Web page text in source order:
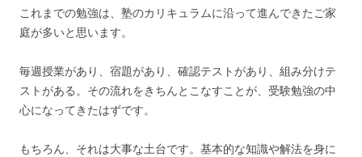
これまでの勉強は、塾のカリキュラムに沿って進んできたご家
庭が多いと思います。
毎週授業があり、宿題があり、確認テストがあり、組み分けテ
ストがある。その流れをきちんとこなすことが、受験勉強の中
心になってきたはずです。
もちろん、それは大事な土台です。基本的な知識や解法を身に